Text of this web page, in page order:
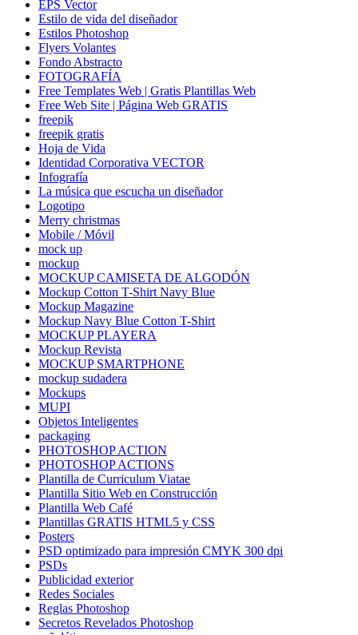
EPS Vector
Estilo de vida del diseñador
Estilos Photoshop
Flyers Volantes
Fondo Abstracto
FOTOGRAFÍA
Free Templates Web | Gratis Plantillas Web
Free Web Site | Página Web GRATIS
freepik
freepik gratis
Hoja de Vida
Identidad Corporativa VECTOR
Infografía
La música que escucha un diseñador
Logotipo
Merry christmas
Mobile / Móvil
mock up
mockup
MOCKUP CAMISETA DE ALGODÓN
Mockup Cotton T-Shirt Navy Blue
Mockup Magazine
Mockup Navy Blue Cotton T-Shirt
MOCKUP PLAYERA
Mockup Revista
MOCKUP SMARTPHONE
mockup sudadera
Mockups
MUPI
Objetos Inteligentes
packaging
PHOTOSHOP ACTION
PHOTOSHOP ACTIONS
Plantilla de Curriculum Viatae
Plantilla Sitio Web en Construcción
Plantilla Web Café
Plantillas GRATIS HTML5 y CSS
Posters
PSD optimizado para impresión CMYK 300 dpi
PSDs
Publicidad exterior
Redes Sociales
Reglas Photoshop
Secretos Revelados Photoshop